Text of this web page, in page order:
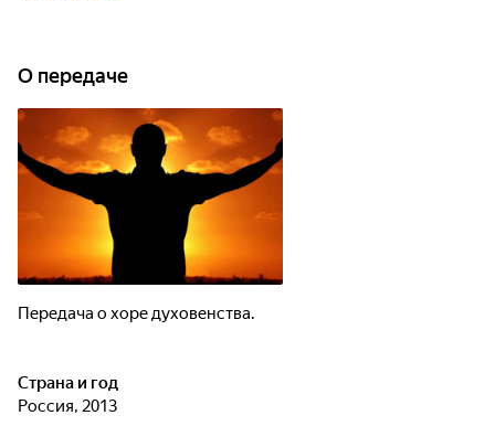
О передаче
Передача о хоре духовенства.
Страна и год
Россия, 2013